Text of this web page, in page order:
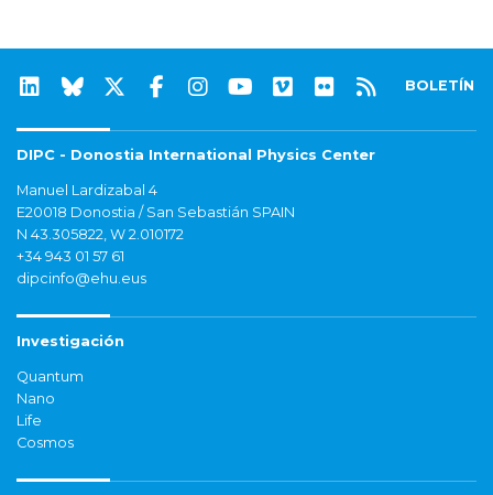
BOLETÍN
DIPC - Donostia International Physics Center
Manuel Lardizabal 4
E20018 Donostia / San Sebastián SPAIN
N 43.305822, W 2.010172
+34 943 01 57 61
dipcinfo@ehu.eus
Investigación
Quantum
Nano
Life
Cosmos